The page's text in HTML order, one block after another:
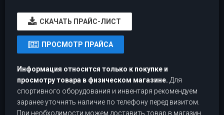
CКАЧАТЬ ПРАЙС-ЛИСТ
ПРОСМОТР ПРАЙСА
Информация относится только к покупке и
просмотру товара в физическом магазине. Для
спортивного оборудования и инвентаря рекомендуем
заранее уточнять наличие по телефону перед визитом.
При необходимости можем доставить товар в магазин